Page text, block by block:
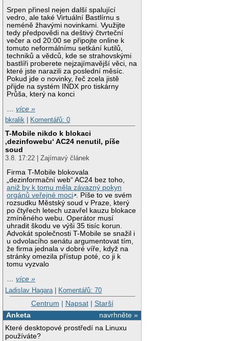
Srpen přinesl nejen další spalující
vedro, ale také Virtuální Bastlírnu s
neméně žhavými novinkami. Využijte
tedy předpovědi na deštivý čtvrteční
večer a od 20:00 se připojte online k
tomuto neformálnímu setkání kutilů,
techniků a vědců, kde se strahovskými
bastlíři proberete nejzajímavější věci, na
které jste narazili za poslední měsíc.
Pokud jde o novinky, řeč zcela jistě
přijde na systém INDX pro tiskárny
Průša, který na konci
…více »
bkralik
Komentářů: 0
T-Mobile nikdo k blokaci
‚dezinfowebu‘ AC24 nenutil, píše
soud
3.8. 17:22 | Zajímavý článek
Firma T-Mobile blokovala
„dezinformační web“ AC24 bez toho,
aniž by k tomu měla závazný pokyn
orgánů veřejné moci . Píše to ve svém
rozsudku Městský soud v Praze, který
po čtyřech letech uzavřel kauzu blokace
zmíněného webu. Operátor musí
uhradit škodu ve výši 35 tisíc korun.
Advokát společnosti T-Mobile se snažil i
u odvolacího senátu argumentovat tím,
že firma jednala v dobré víře, když na
stránky omezila přístup poté, co ji k
tomu vyzvalo
…více »
Ladislav Hagara | Komentářů: 70
Centrum | Napsat| Starší
navrhněte »
Anketa
Které desktopové prostředí na Linuxu
používáte?